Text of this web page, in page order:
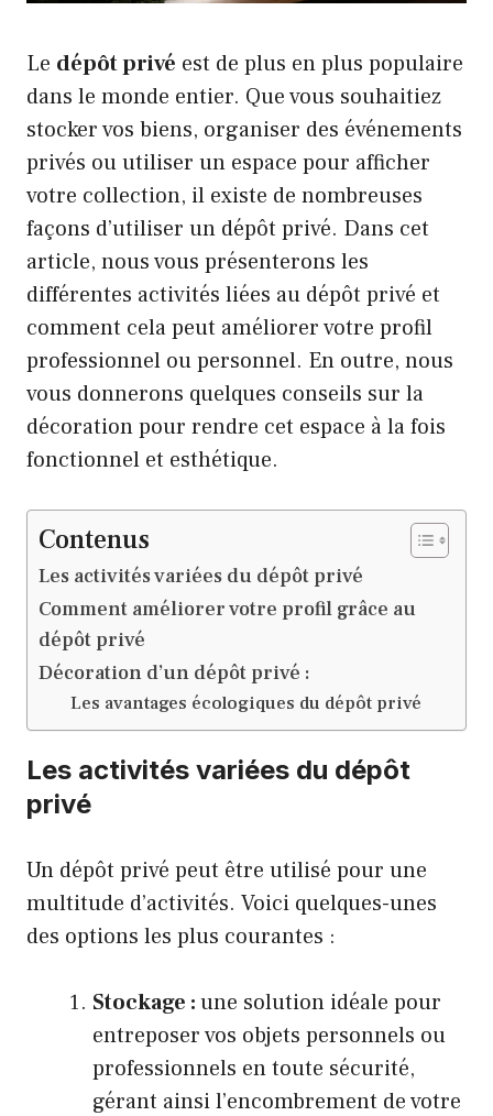
Le dépôt privé est de plus en plus populaire
dans le monde entier. Que vous souhaitiez
stocker vos biens, organiser des événements
privés ou utiliser un espace pour afficher
votre collection, il existe de nombreuses
façons d’utiliser un dépôt privé. Dans cet
article, nous vous présenterons les
différentes activités liées au dépôt privé et
comment cela peut améliorer votre profil
professionnel ou personnel. En outre, nous
vous donnerons quelques conseils sur la
décoration pour rendre cet espace à la fois
fonctionnel et esthétique.
Contenus
Les activités variées du dépôt privé
Comment améliorer votre profil grâce au
dépôt privé
Décoration d’un dépôt privé :
Les avantages écologiques du dépôt privé
Les activités variées du dépôt
privé
Un dépôt privé peut être utilisé pour une
multitude d’activités. Voici quelques-unes
des options les plus courantes :
Stockage :une solution idéale pour
entreposer vos objets personnels ou
professionnels en toute sécurité,
gérant ainsi l’encombrement de votre